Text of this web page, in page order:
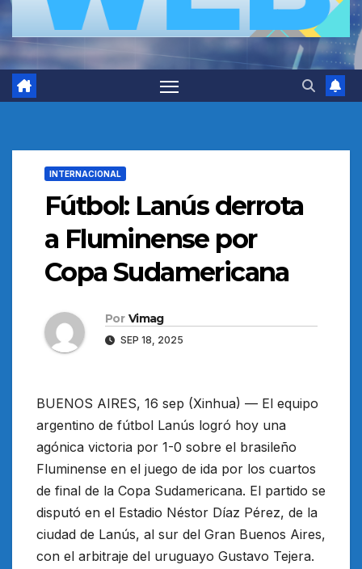
INTERNACIONAL
Fútbol: Lanús derrota
a Fluminense por
Copa Sudamericana
Por Vimag
SEP 18, 2025
BUENOS AIRES, 16 sep (Xinhua) — El equipo
argentino de fútbol Lanús logró hoy una
agónica victoria por 1-0 sobre el brasileño
Fluminense en el juego de ida por los cuartos
de final de la Copa Sudamericana. El partido se
disputó en el Estadio Néstor Díaz Pérez, de la
ciudad de Lanús, al sur del Gran Buenos Aires,
con el arbitraje del uruguayo Gustavo Tejera.